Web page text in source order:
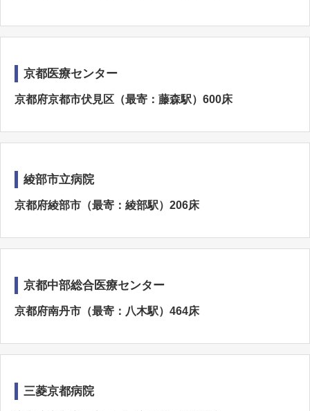
京都医療センター
京都府京都市伏見区（最寄：藤森駅）600床
綾部市立病院
京都府綾部市（最寄：綾部駅）206床
京都中部総合医療センター
京都府南丹市（最寄：八木駅）464床
三菱京都病院